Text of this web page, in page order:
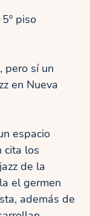
piso
pero sí un
en Nueva
espacio
cita los
de la
el germen
además de